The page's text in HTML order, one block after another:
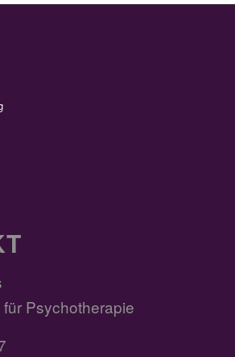
Psychotherapie